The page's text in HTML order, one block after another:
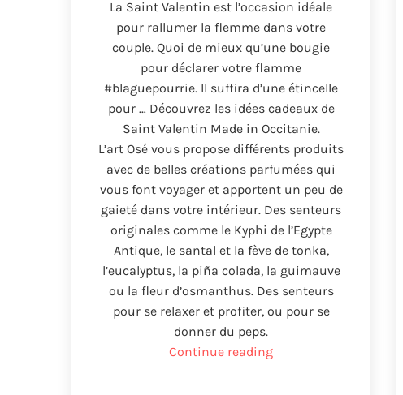
La Saint Valentin est l’occasion idéale
pour rallumer la flemme dans votre
couple. Quoi de mieux qu’une bougie
pour déclarer votre flamme
#blaguepourrie. Il suffira d’une étincelle
pour… Découvrez les idées cadeaux de
Saint Valentin Made in Occitanie.
L’art Osé vous propose différents produits
avec de belles créations parfumées qui
vous font voyager et apportent un peu de
gaieté dans votre intérieur. Des senteurs
originales comme le Kyphi de l’Egypte
Antique, le santal et la fève de tonka,
l’eucalyptus, la piña colada, la guimauve
ou la fleur d’osmanthus. Des senteurs
pour se relaxer et profiter, ou pour se
donner du peps.
Continue reading“Ideas